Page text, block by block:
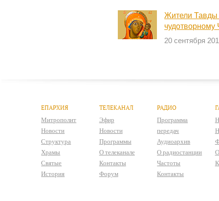
Жители Тавды
чудотворному
20 сентября
ЕПАРХИЯ
Митрополит
Новости
Структура
Храмы
Святые
История
ТЕЛЕКАНАЛ
Эфир
Новости
Программы
О телеканале
Контакты
Форум
РАДИО
Программа
передач
Аудиоархив
О радиостанции
Частоты
Контакты